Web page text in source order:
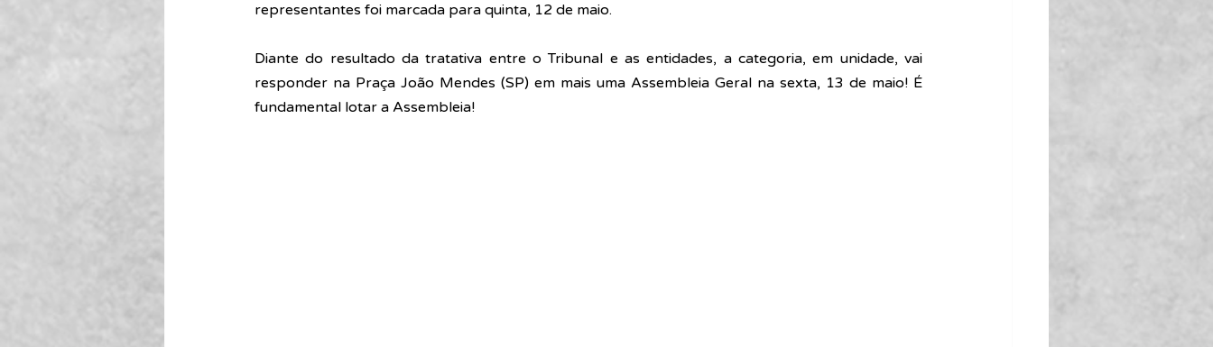
representantes foi marcada para quinta, 12 de maio.
Diante do resultado da tratativa entre o Tribunal e as entidades, a categoria, em unidade, vai
responder na Praça João Mendes (SP) em mais uma Assembleia Geral na sexta, 13 de maio! É
fundamental lotar a Assembleia!